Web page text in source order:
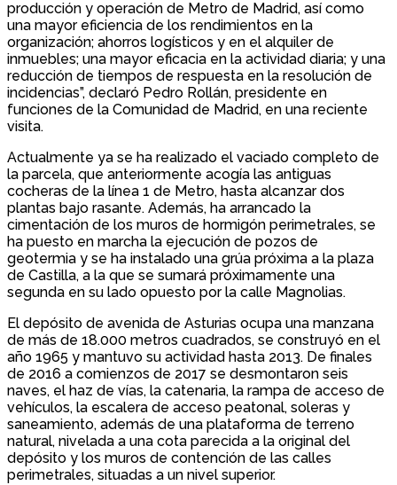
producción y operación de Metro de Madrid, así como
una mayor eficiencia de los rendimientos en la
organización; ahorros logísticos y en el alquiler de
inmuebles; una mayor eficacia en la actividad diaria; y una
reducción de tiempos de respuesta en la resolución de
incidencias”, declaró Pedro Rollán, presidente en
funciones de la Comunidad de Madrid, en una reciente
visita.
Actualmente ya se ha realizado el vaciado completo de
la parcela, que anteriormente acogía las antiguas
cocheras de la línea 1 de Metro, hasta alcanzar dos
plantas bajo rasante. Además, ha arrancado la
cimentación de los muros de hormigón perimetrales, se
ha puesto en marcha la ejecución de pozos de
geotermia y se ha instalado una grúa próxima a la plaza
de Castilla, a la que se sumará próximamente una
segunda en su lado opuesto por la calle Magnolias.
El depósito de avenida de Asturias ocupa una manzana
de más de 18.000 metros cuadrados, se construyó en el
año 1965 y mantuvo su actividad hasta 2013. De finales
de 2016 a comienzos de 2017 se desmontaron seis
naves, el haz de vías, la catenaria, la rampa de acceso de
vehículos, la escalera de acceso peatonal, soleras y
saneamiento, además de una plataforma de terreno
natural, nivelada a una cota parecida a la original del
depósito y los muros de contención de las calles
perimetrales, situadas a un nivel superior.